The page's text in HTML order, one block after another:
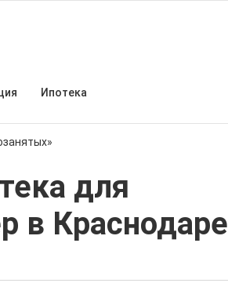
Ипотека
для
в Краснодаре